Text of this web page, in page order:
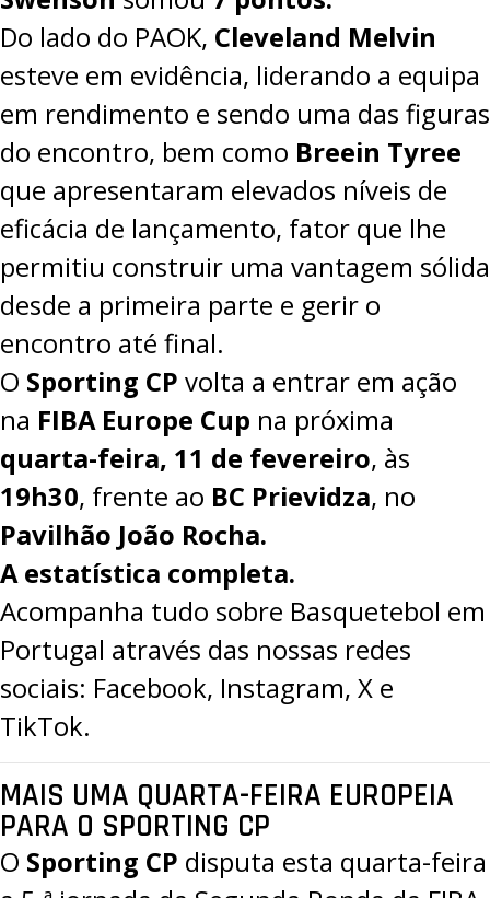
Do lado do PAOK, Cleveland Melvin
esteve em evidência, liderando a equipa
em rendimento e sendo uma das figuras
do encontro, bem como Breein Tyree
que apresentaram elevados níveis de
eficácia de lançamento, fator que lhe
permitiu construir uma vantagem sólida
desde a primeira parte e gerir o
encontro até final.
O Sporting CP volta a entrar em ação
na FIBA Europe Cup na próxima
quarta-feira, 11 de fevereiro, às
19h30, frente ao BC Prievidza, no
Pavilhão João Rocha.
A estatística completa.
Acompanha tudo sobre Basquetebol em
Portugal através das nossas redes
sociais: Facebook, Instagram, X e
TikTok.
MAIS UMA QUARTA-FEIRA EUROPEIA
PARA O SPORTING CP
O Sporting CP disputa esta quarta-feira